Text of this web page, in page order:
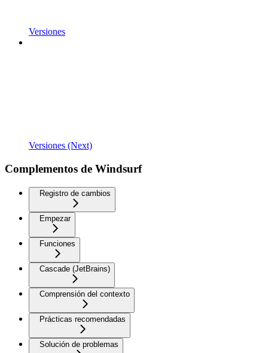
Versiones
Versiones (Next)
Complementos de Windsurf
Registro de cambios
Empezar
Funciones
Cascade (JetBrains)
Comprensión del contexto
Prácticas recomendadas
Solución de problemas